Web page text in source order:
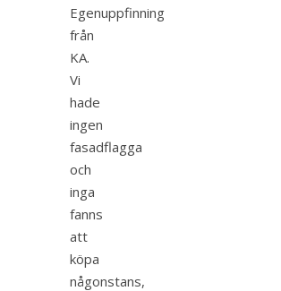
Egenuppfinning
från
KA.
Vi
hade
ingen
fasadflagga
och
inga
fanns
att
köpa
någonstans,